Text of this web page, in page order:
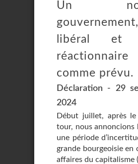
Un
libéral et
comme prévu.
Déclaration - 29
2024
Début juillet, après le
tour, nous annoncions
une période
grande bourgeoisie en
affaires du capitalisme